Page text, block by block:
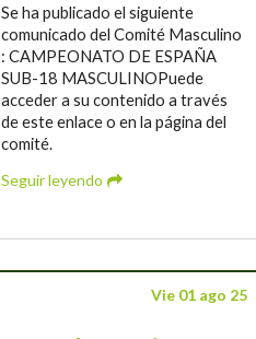
Se ha publicado el siguiente
comunicado del Comité Masculino
: CAMPEONATO DE ESPAÑA
SUB-18 MASCULINOPuede
acceder a su contenido a través
de este enlace o en la página del
comité.
Seguir leyendo
Vie 01 ago 25